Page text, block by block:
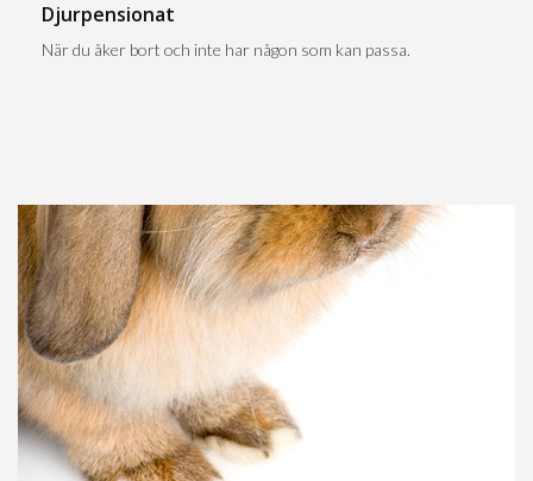
Djurpensionat
När du åker bort och inte har någon som kan passa.